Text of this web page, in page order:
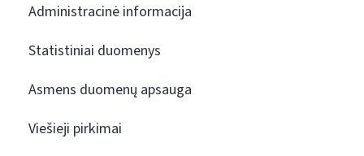
Administracinė informacija
Statistiniai duomenys
Asmens duomenų apsauga
Viešieji pirkimai